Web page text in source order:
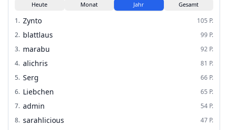
Heute Monat Jahr Gesamt
1. Zynto 105 P.
2. blattlaus 99 P.
3. marabu 92 P.
4. alichris 81 P.
5. Serg 66 P.
6. Liebchen 65 P.
7. admin 54 P.
8. sarahlicious 47 P.